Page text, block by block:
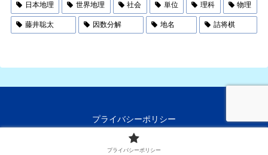
日本地理 世界地理 社会 単位 理科 物理
藤井聡太 因数分解 地名 詰将棋
プライバシーポリシー
© 2019 多摩英数進学教室 新百合ヶ丘校.
プライバシーポリシー